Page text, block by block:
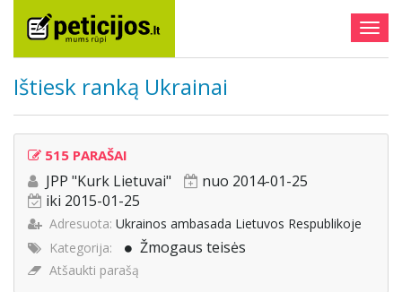
Ištiesk ranką Ukrainai
515 PARAŠAI
JPP "Kurk Lietuvai"
nuo 2014-01-25
iki 2015-01-25
Adresuota: Ukrainos ambasada Lietuvos Respublikoje
Kategorija:
Žmogaus teisės
Atšaukti parašą